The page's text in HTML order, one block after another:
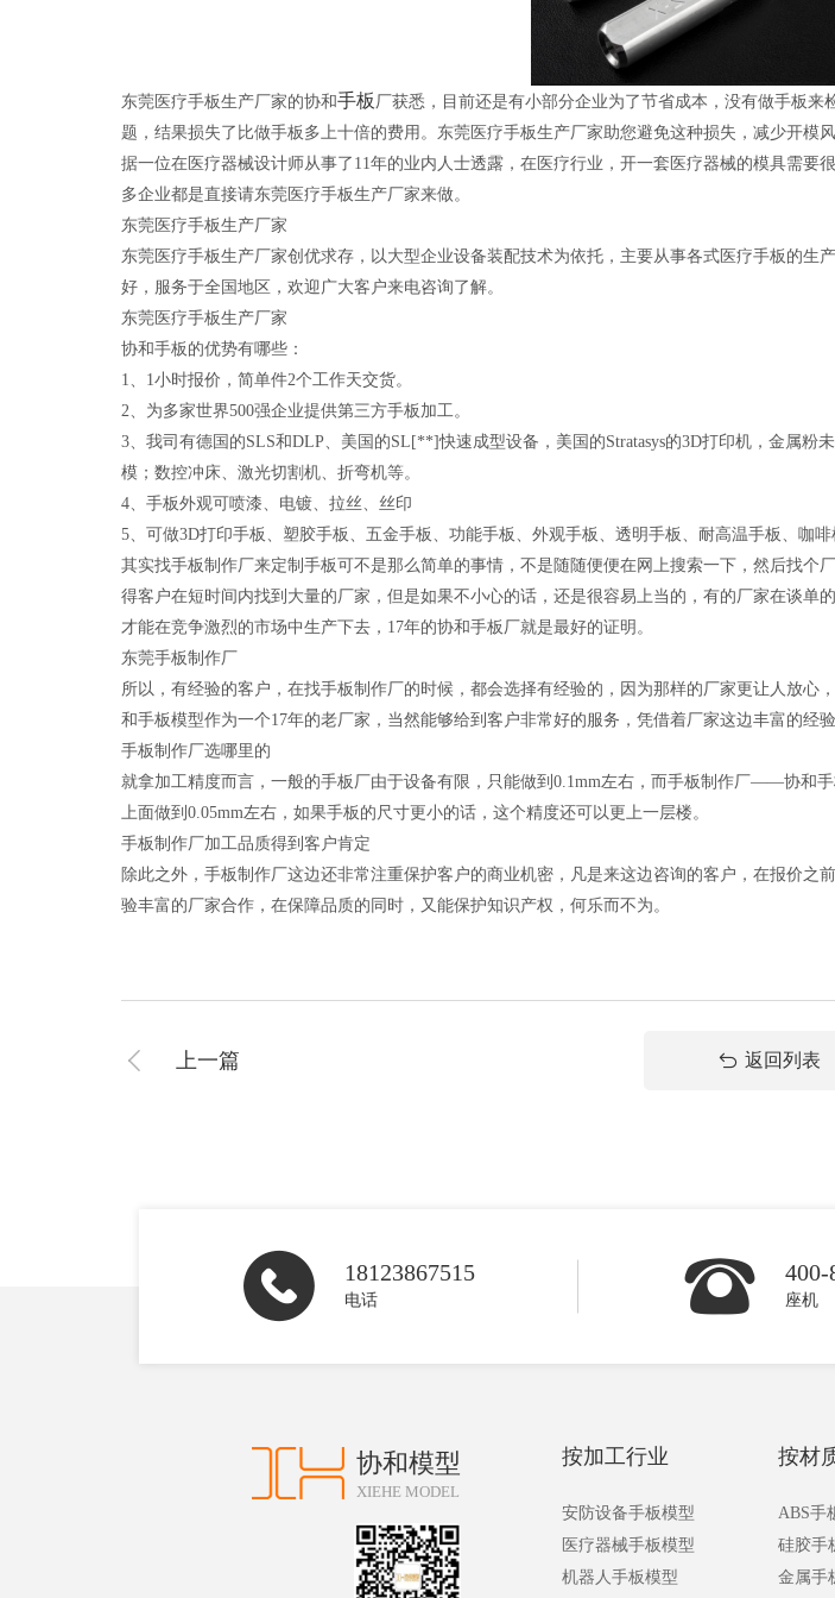
东莞医疗手板生产厂家的协和手板 厂获悉，目前还是有小部分企业为了节省成本，没有做手板
题，结果损失了比做手板多上十倍的费用。东莞医疗手板生产厂家助您避免这种损失，减少开模风
据一位在医疗器械设计师从事了11年的业内人士透露，在医疗行业，开一套医疗器械的模具需
多企业都是直接请东莞医疗手板生产厂家来做。
东莞医疗手板生产厂家
东莞医疗手板生产厂家创优求存，以大型企业设备装配技术为依托，主要从事各式医疗手板的
好，服务于全国地区，欢迎广大客户来电咨询了解。
东莞医疗手板生产厂家
协和手板的优势有哪些：
1、1小时报价，简单件2个工作天交货。
2、为多家世界500强企业提供第三方手板加工。
3、我司有德国的SLS和DLP、美国的SL[**]快速成型设备，美国的Stratasys的3D打印机，金属粉
模；数控冲床、激光切割机、折弯机等。
4、手板外观可喷漆、电镀、拉丝、丝印
5、可做3D打印手板、塑胶手板、五金手板、功能手板、外观手板、透明手板、耐高温手板、咖
其实找手板制作厂来定制手板可不是那么简单的事情，不是随随便便在网上搜索一下，然后找
得客户在短时间内找到大量的厂家，但是如果不小心的话，还是很容易上当的，有的厂家在谈
才能在竞争激烈的市场中生产下去，17年的协和手板厂就是最好的证明。
东莞手板制作厂
所以，有经验的客户，在找手板制作厂的时候，都会选择有经验的，因为那样的厂家更让人放
和手板模型作为一个17年的老厂家，当然能够给到客户非常好的服务，凭借着厂家这边丰富的经
手板制作厂选哪里的
就拿加工精度而言，一般的手板厂由于设备有限，只能做到0.1mm左右，而手板制作厂——协和
上面做到0.05mm左右，如果手板的尺寸更小的话，这个精度还可以更上一层楼。
手板制作厂加工品质得到客户肯定
除此之外，手板制作厂这边还非常注重保护客户的商业机密，凡是来这边咨询的客户，在报价
验丰富的厂家合作，在保障品质的同时，又能保护知识产权，何乐而不为。
上一篇 返回列表
18123867515
电话
400-
座机
协和模型
XIEHE MODEL
按加工行业
安防设备手板模型
医疗器械手板模型
机器人手板模型
按材
ABS手
硅胶手
金属手